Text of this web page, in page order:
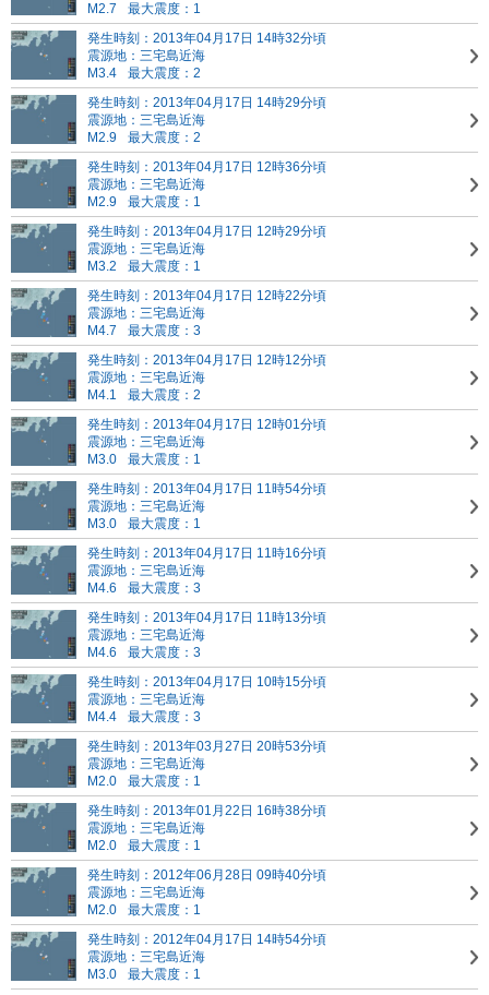
M2.7
最大震度：1
発生時刻：2013年04月17日 14時32分頃
震源地：三宅島近海
M3.4
最大震度：2
発生時刻：2013年04月17日 14時29分頃
震源地：三宅島近海
M2.9
最大震度：2
発生時刻：2013年04月17日 12時36分頃
震源地：三宅島近海
M2.9
最大震度：1
発生時刻：2013年04月17日 12時29分頃
震源地：三宅島近海
M3.2
最大震度：1
発生時刻：2013年04月17日 12時22分頃
震源地：三宅島近海
M4.7
最大震度：3
発生時刻：2013年04月17日 12時12分頃
震源地：三宅島近海
M4.1
最大震度：2
発生時刻：2013年04月17日 12時01分頃
震源地：三宅島近海
M3.0
最大震度：1
発生時刻：2013年04月17日 11時54分頃
震源地：三宅島近海
M3.0
最大震度：1
発生時刻：2013年04月17日 11時16分頃
震源地：三宅島近海
M4.6
最大震度：3
発生時刻：2013年04月17日 11時13分頃
震源地：三宅島近海
M4.6
最大震度：3
発生時刻：2013年04月17日 10時15分頃
震源地：三宅島近海
M4.4
最大震度：3
発生時刻：2013年03月27日 20時53分頃
震源地：三宅島近海
M2.0
最大震度：1
発生時刻：2013年01月22日 16時38分頃
震源地：三宅島近海
M2.0
最大震度：1
発生時刻：2012年06月28日 09時40分頃
震源地：三宅島近海
M2.0
最大震度：1
発生時刻：2012年04月17日 14時54分頃
震源地：三宅島近海
M3.0
最大震度：1